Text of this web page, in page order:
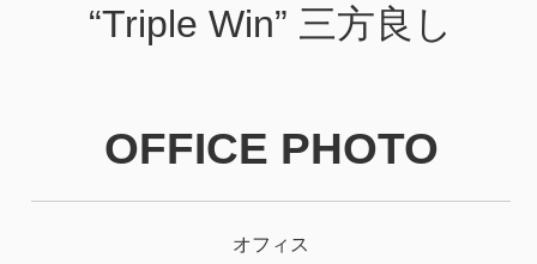
“Triple Win” 三方良し
OFFICE PHOTO
オフィス